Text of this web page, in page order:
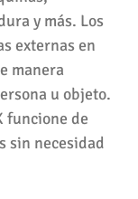
y más. Los
externas en
manera
u objeto.
funcione de
sin necesidad